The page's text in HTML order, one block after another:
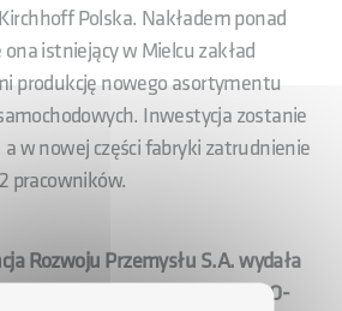
Polska. Nakładem ponad
istniejący w Mielcu zakład
produkcję nowego asortymentu
Inwestycja zostanie
a w nowej części fabryki zatrudnienie
pracowników.
Rozwoju Przemysłu S.A. wydała
działającej na terenie SSE EURO-